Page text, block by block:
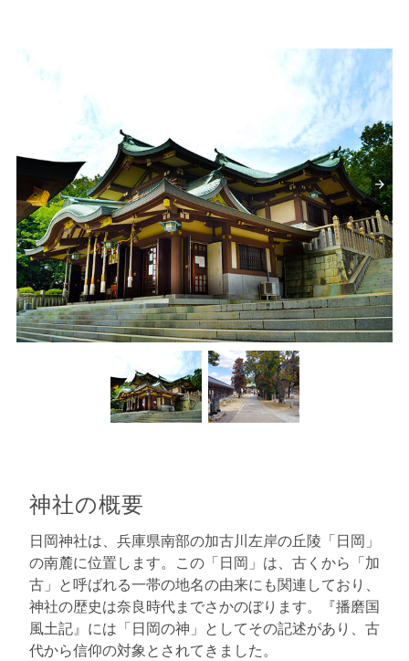
神社の概要
日岡神社は、兵庫県南部の加古川左岸の丘陵「日岡」
の南麓に位置します。この「日岡」は、古くから「加
古」と呼ばれる一帯の地名の由来にも関連しており、
神社の歴史は奈良時代までさかのぼります。『播磨国
風土記』には「日岡の神」としてその記述があり、古
代から信仰の対象とされてきました。